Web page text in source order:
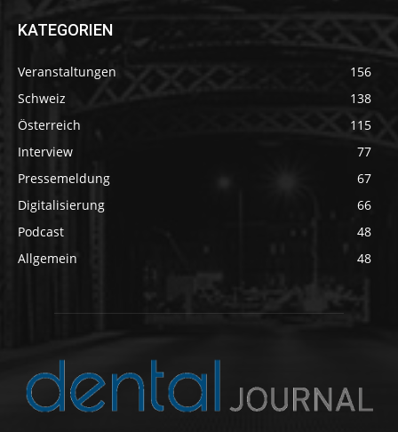
KATEGORIEN
Veranstaltungen
156
Schweiz
138
Österreich
115
Interview
77
Pressemeldung
67
Digitalisierung
66
Podcast
48
Allgemein
48